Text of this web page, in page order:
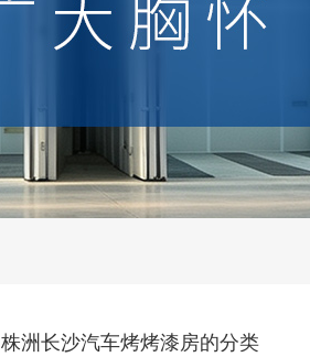
株洲长沙汽车烤烤漆房的分类